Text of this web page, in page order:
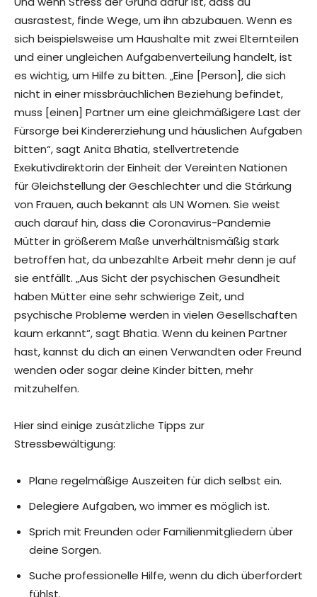
ausrastest, finde Wege, um ihn abzubauen. Wenn es
sich beispielsweise um Haushalte mit zwei Elternteilen
und einer ungleichen Aufgabenverteilung handelt, ist
es wichtig, um Hilfe zu bitten. „Eine [Person], die sich
nicht in einer missbräuchlichen Beziehung befindet,
muss [einen] Partner um eine gleichmäßigere Last der
Fürsorge bei Kindererziehung und häuslichen Aufgaben
bitten“, sagt Anita Bhatia, stellvertretende
Exekutivdirektorin der Einheit der Vereinten Nationen
für Gleichstellung der Geschlechter und die Stärkung
von Frauen, auch bekannt als UN Women. Sie weist
auch darauf hin, dass die Coronavirus-Pandemie
Mütter in größerem Maße unverhältnismäßig stark
betroffen hat, da unbezahlte Arbeit mehr denn je auf
sie entfällt. „Aus Sicht der psychischen Gesundheit
haben Mütter eine sehr schwierige Zeit, und
psychische Probleme werden in vielen Gesellschaften
kaum erkannt“, sagt Bhatia. Wenn du keinen Partner
hast, kannst du dich an einen Verwandten oder Freund
wenden oder sogar deine Kinder bitten, mehr
mitzuhelfen.
Hier sind einige zusätzliche Tipps zur
Stressbewältigung:
Plane regelmäßige Auszeiten für dich selbst ein.
Delegiere Aufgaben, wo immer es möglich ist.
Sprich mit Freunden oder Familienmitgliedern über
deine Sorgen.
Suche professionelle Hilfe, wenn du dich überfordert
fühlst.